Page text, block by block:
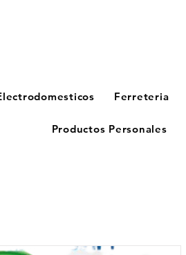
Ferreteria
Productos Personales